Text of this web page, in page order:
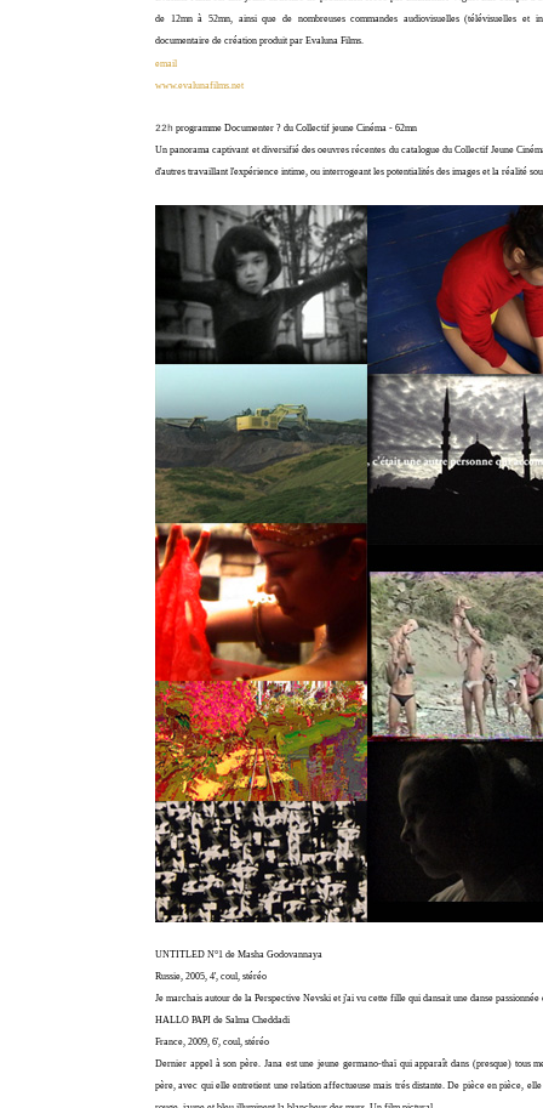
de 12mn à 52mn, ainsi que de nombreuses commandes audiovisuelles (télévisuelles et
documentaire de création produit par Evaluna Films.
email
www.evalunafilms.net
22h programme Documenter ? du Collectif jeune Cinéma - 62mn
Un panorama captivant et diversifié des oeuvres récentes du catalogue du Collectif Jeune
d'autres travaillant l'expérience intime, ou interrogeant les potentialités des images et la réalité
UNTITLED N°1 de Masha Godovannaya
Russie, 2005, 4', coul, stéréo
Je marchais autour de la Perspective Nevski et j'ai vu cette fille qui dansait une danse passionnée
HALLO PAPI de Salma Cheddadi
France, 2009, 6', coul, stéréo
Dernier appel à son père. Jana est une jeune germano-thaï qui apparaît dans (presque) tous
père, avec qui elle entretient une relation affectueuse mais trés distante. De pièce en pièce, elle